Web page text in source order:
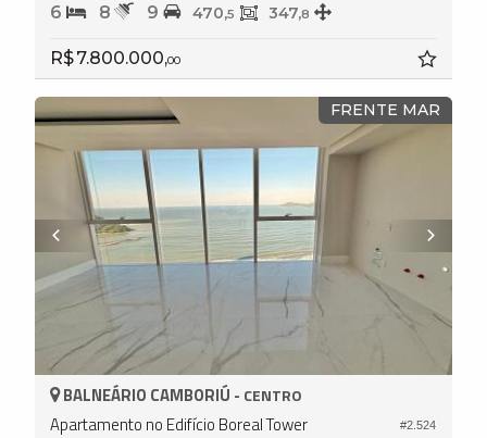
6 8 9 470,5 347,8
R$ 7.800.000,00
FRENTE MAR
#2.524
BALNEÁRIO CAMBORIÚ - CENTRO
Apartamento no Edifício Boreal Tower